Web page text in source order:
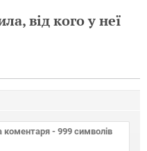
від кого у неї